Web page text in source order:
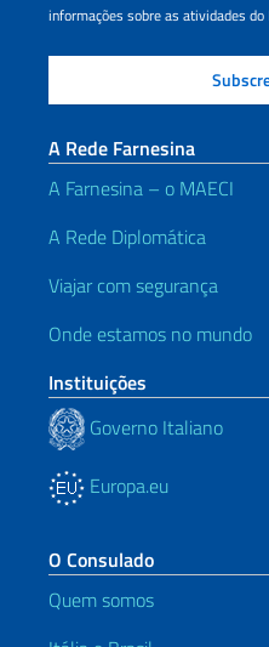
informações sobre as atividades
A Rede Farnesina
A Farnesina – o MAECI
A Rede Diplomática
Viajar com segurança
Onde estamos no mundo
Instituições
Governo Italiano
Europa.eu
O Consulado
Quem somos